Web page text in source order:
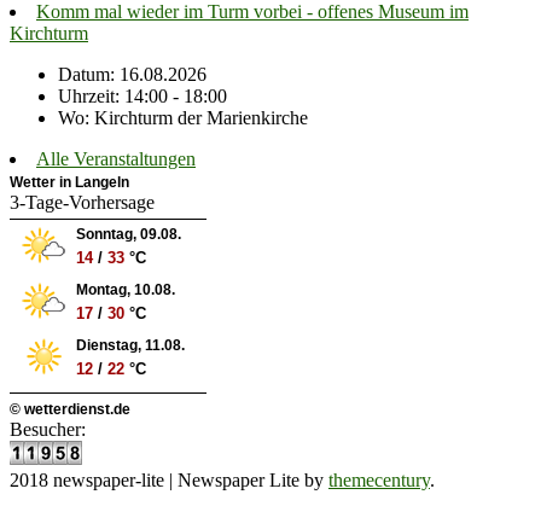
Komm mal wieder im Turm vorbei - offenes Museum im
Kirchturm
Datum: 16.08.2026
Uhrzeit: 14:00 - 18:00
Wo: Kirchturm der Marienkirche
Alle Veranstaltungen
Wetter in Langeln
3-Tage-Vorhersage
Sonntag, 09.08.
14/ 33 °C
Montag, 10.08.
17 / 30 °C
Dienstag, 11.08.
12 / 22 °C
© wetterdienst.de
Besucher:
2018 newspaper-lite | Newspaper Lite by themecentury.